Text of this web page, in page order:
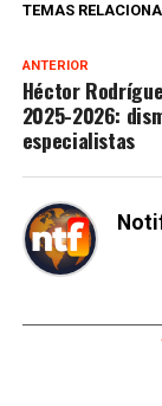
TEMAS
ANTERIOR
Héctor
2025-2026:
especialistas